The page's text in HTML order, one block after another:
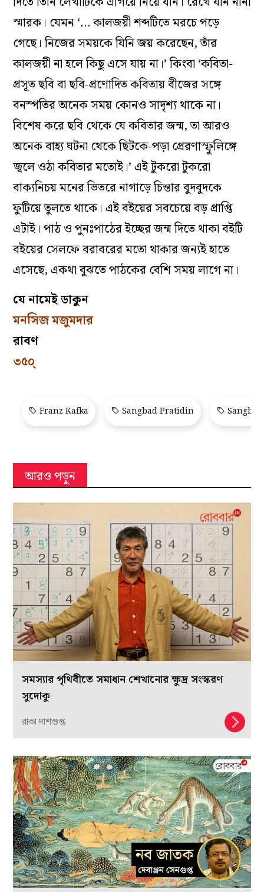
স্মারক। যেমন ‘… কালজয়ী শব্দটিতে মরচে পড়ে
গেছে। নিজের সময়কে যিনি জয় করেছেন, তাঁর
কালজয়ী না হলে কিছু এসে যায় না।’ কিংবা ‘কবিতা-
প্রসূত ছবি বা ছবি-প্রণোদিত কবিতায় বীজের সঙ্গে
বনস্পতির অনেক সময় কোনও সাদৃশ্য থাকে না।
বিশেষ করে ছবি থেকে যে কবিতার জন্ম, তা আরও
অনেক বাহ্য ঘটনা থেকে ছিটকে-পড়া প্রেরণাস্ফুলিঙ্গে
জ্বলে ওঠা কবিতার মতোই।’ এই টুকরো টুকরো
বাক্যনিচয় মনের ভিতরে নাগাড়ে চিন্তার বুদবুদকে
ফুটিয়ে তুলতে থাকে। এই বইয়ের সবচেয়ে বড় প্রাপ্তি
এটাই। পাঠ ও পুনঃপাঠের ইচ্ছের জন্ম দিতে থাকা বইটি
বইয়ের সেলফে বরাবরের মতো থাকার জন্যই হাতে
এসেছে, একথা বুঝতে পাঠকের বেশি সময় লাগে না।
যে নামেই ডাকুন
মনসিজ মজুমদার
রাবণ
৩৫০্‌
Franz Kafka Sangbad Pratidin
আরও পড়ুন
সমস্যার পৃথিবীতে সমাধান শেখানোর ক্ষুদ্র সংস্করণ
সুদোকু
রাকা দাশগুপ্ত